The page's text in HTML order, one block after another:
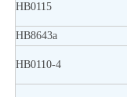
HB0115
HB8643a
HB0110-4